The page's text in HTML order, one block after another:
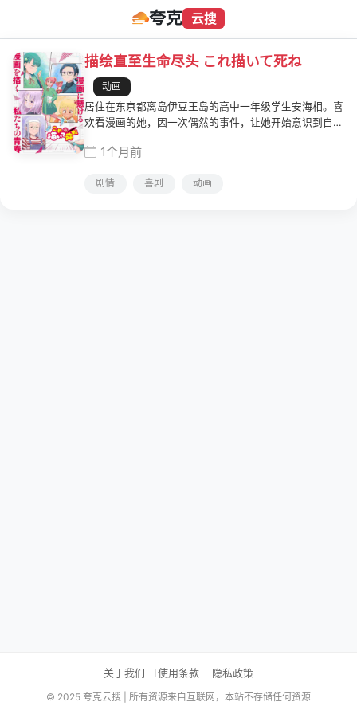
夸克 云搜
描绘直至生命尽头 これ描いて死ね
动画
居住在东京都离岛伊豆王岛的高中一年级学生安海相。喜
欢看漫画的她，因一次偶然的事件，让她开始意识到自己
向何方！？看似熟悉却又陌生的漫画创作世界。将孕育作
事！！！献给所有热爱漫画的人！！
1个月前
剧情 喜剧 动画
关于我们 使用条款 隐私政策
© 2025 夸克云搜 | 所有资源来自互联网，本站不存储任何资源